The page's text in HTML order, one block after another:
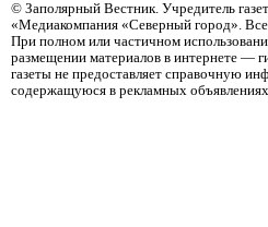
© Заполярный Вестник. Учредитель
«Медиакомпания «Северный город».
При полном или частичном
размещении материалов в интернете —
газеты не предоставляет справочную
содержащуюся в рекламных